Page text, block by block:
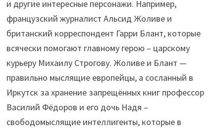
и другие интересные персонажи. Например,
французский журналист Альсид Жоливе и
британский корреспондент Гарри Блант, которые
всячески помогают главному герою – царскому
курьеру Михаилу Строгову. Жоливе и Блант —
правильно мыслящие европейцы, а сосланный в
Иркутск за хранение запрещённых книг профессор
Василий Фёдоров и его дочь Надя –
свободомыслящие интеллигенты, которые в